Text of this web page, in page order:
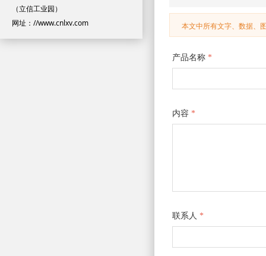
本文中所有文字、数据、
产品名称 *
内容 *
联系人 *
（立信工业园）
网址：//www.cnlxv.com